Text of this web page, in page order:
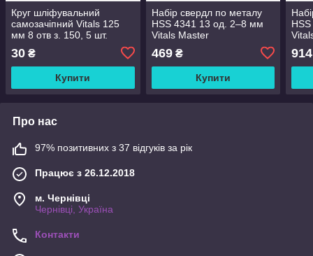
Круг шліфувальний
самозачіпний Vitals 125
мм 8 отв з. 150, 5 шт.
30 ₴
Купити
Набір свердл по металу
HSS 4341 13 од. 2–8 мм
Vitals Master
469₴
Купити
914
Про нас
97% позитивних з 37 відгуків за рік
Працює з 26.12.2018
м. Чернівці
Чернівці, Україна
Контакти